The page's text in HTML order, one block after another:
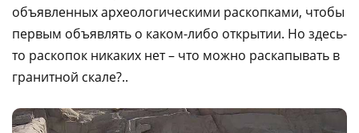
объявленных археологическими раскопками, чтобы
первым объявлять о каком-либо открытии. Но здесь-
то раскопок никаких нет – что можно раскапывать в
гранитной скале?..